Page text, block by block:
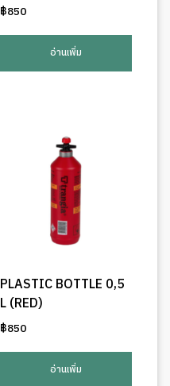
฿850
อ่านเพิ่ม
PLASTIC BOTTLE 0,5
L (RED)
฿850
อ่านเพิ่ม